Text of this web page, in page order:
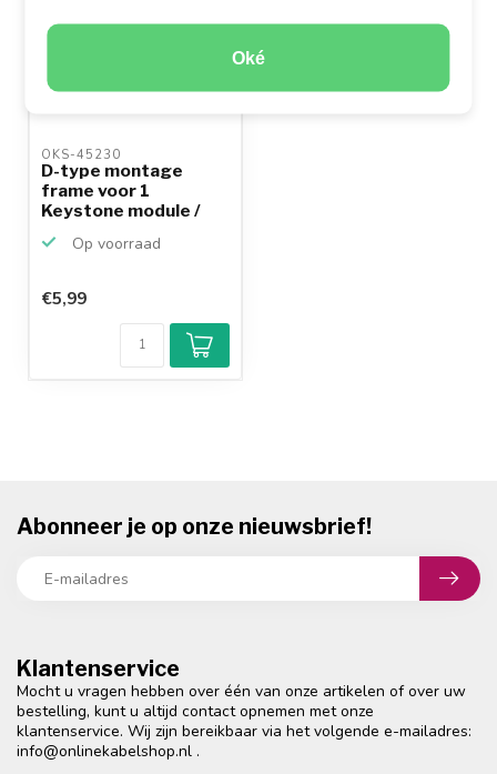
Oké
OKS-45230
D-type montage
frame voor 1
Keystone module /
Op voorraad
€5,99
Klantenservice
Mocht u vragen hebben over één van onze artikelen of over uw
bestelling, kunt u altijd contact opnemen met onze
klantenservice. Wij zijn bereikbaar via het volgende e-mailadres:
info@onlinekabelshop.nl .
Abonneer je op onze nieuwsbrief!